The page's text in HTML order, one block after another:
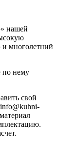
нашей
многолетний
по нему
свой